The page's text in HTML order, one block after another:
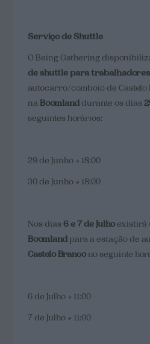
Serviço de Shuttle
O Being Gathering
de shuttle para trabalhadores
autocarro/comboio de Castelo
naBoomland durante os dias
seguintes horários:
29 de Junho → 18:00
30 de Junho → 18:00
Nos dias 6 e 7 de Julho existirá
Boomland para a estação de
Castelo Branco no seguinte
6 de Julho → 11:00
7 de Julho → 11:00